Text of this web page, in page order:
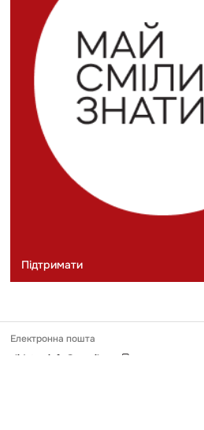
Підтримати
Електронна пошта
slidstvo.info@gmail.com